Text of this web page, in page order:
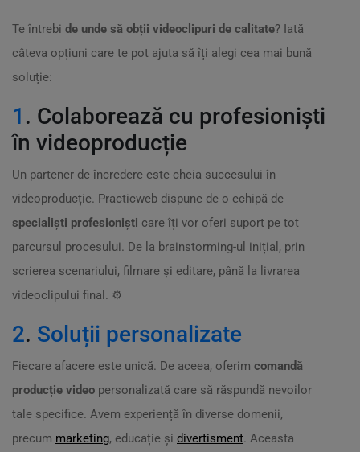
Te întrebi de unde să obții videoclipuri de calitate? Iată
câteva opțiuni care te pot ajuta să îți alegi cea mai bună
soluție:
1 . Colaborează cu profesioniști
în videoproducție
Un partener de încredere este cheia succesului în
videoproducție. Practicweb dispune de o echipă de
specialiști profesioniști care îți vor oferi suport pe tot
parcursul procesului. De la brainstorming-ul inițial, prin
scrierea scenariului, filmare și editare, până la livrarea
videoclipului final. ⚙️
2. Soluții personalizate
Fiecare afacere este unică. De aceea, oferim comandă
producție video personalizată care să răspundă nevoilor
tale specifice. Avem experiență în diverse domenii,
precum marketing, educație și divertisment. Aceasta